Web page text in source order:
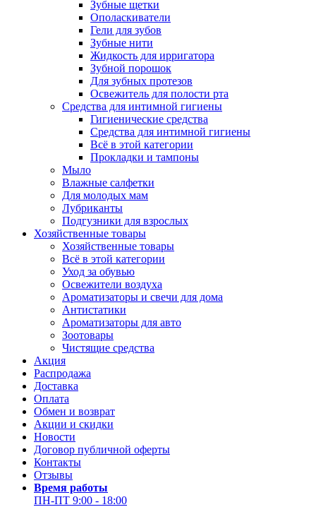
Зубные щетки
Ополаскиватели
Гели для зубов
Зубные нити
Жидкость для ирригатора
Зубной порошок
Для зубных протезов
Освежитель для полости рта
Средства для интимной гигиены
Гигиенические средства
Средства для интимной гигиены
Всё в этой категории
Прокладки и тампоны
Мыло
Влажные салфетки
Для молодых мам
Лубриканты
Подгузники для взрослых
Хозяйственные товары
Хозяйственные товары
Всё в этой категории
Уход за обувью
Освежители воздуха
Ароматизаторы и свечи для дома
Антистатики
Ароматизаторы для авто
Зоотовары
Чистящие средства
Акция
Распродажа
Доставка
Оплата
Обмен и возврат
Акции и скидки
Новости
Договор публичной оферты
Контакты
Отзывы
Время работы
ПН-ПТ 9:00 - 18:00